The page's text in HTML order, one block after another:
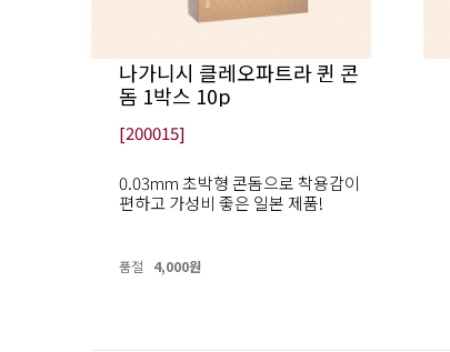
나가니시 클레오파트라 퀸 콘
돔 1박스 10p
[200015]
0.03mm 초박형 콘돔으로 착용감이
편하고 가성비 좋은 일본 제품!
품절 4,000원